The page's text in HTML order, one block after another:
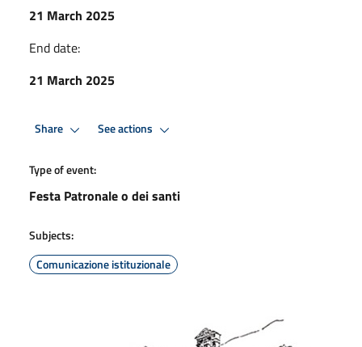
21 March 2025
End date:
21 March 2025
Share See actions
Type of event:
Festa Patronale o dei santi
Subjects:
Comunicazione istituzionale